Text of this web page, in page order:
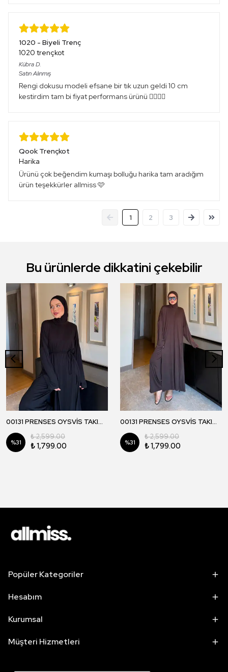
1020 - Biyeli Trenç
1020 trençkot
KübraD.
Satın Alınmış
Rengi dokusu modeli efsane bir tık uzun geldi 10 cm
kestirdim tam bi fiyat performans ürünü 👌🏻👌🏻
Qook Trençkot
Harika
Ürünü çok beğendim kumaşı bolluğu harika tam aradığım
ürün teşekkürler allmiss 🩷
1 2 3
Bu ürünlerde dikkatini çekebilir
00131 PRENSES OYSVİS TAKIM - Siyah
%31
₺ 2,599.00
₺ 1,799.00
00131 PRENSES OYSVİS TAKIM - Kahverengi
%31
₺ 2,599.00
₺ 1,799.00
Popüler Kategoriler
Hesabım
Kurumsal
Müşteri Hizmetleri